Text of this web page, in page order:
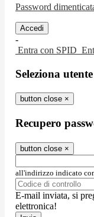
Password
-
Entra con SPID
Seleziona utente
button close ×
Recupero
button close ×
all'indirizzo indicato
E-mail inviata, si
elettronica!